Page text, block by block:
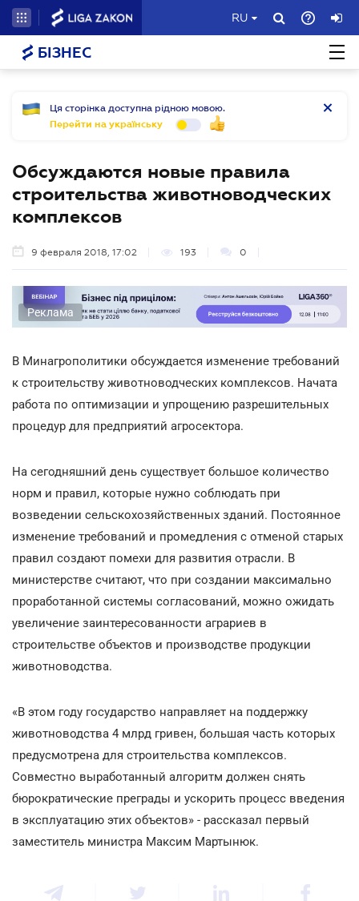
RU
БІЗНЕС
Ця сторінка доступна рідною мовою.
Перейти на українську
Обсуждаются новые правила
строительства животноводческих
комплексов
9 февраля 2018, 17:02 193 0
Реклама
В Минагрополитики обсуждается изменение требований
к строительству животноводческих комплексов. Начата
работа по оптимизации и упрощению разрешительных
процедур для предприятий агросектора.
На сегодняшний день существует большое количество
норм и правил, которые нужно соблюдать при
возведении сельскохозяйственных зданий. Постоянное
изменение требований и промедления с отменой старых
правил создают помехи для развития отрасли. В
министерстве считают, что при создании максимально
проработанной системы согласований, можно ожидать
увеличение заинтересованности аграриев в
строительстве объектов и производстве продукции
животноводства.
«В этом году государство направляет на поддержку
животноводства 4 млрд гривен, большая часть которых
предусмотрена для строительства комплексов.
Совместно выработанный алгоритм должен снять
бюрократические преграды и ускорить процесс введения
в эксплуатацию этих объектов» - рассказал первый
заместитель министра Максим Мартынюк.